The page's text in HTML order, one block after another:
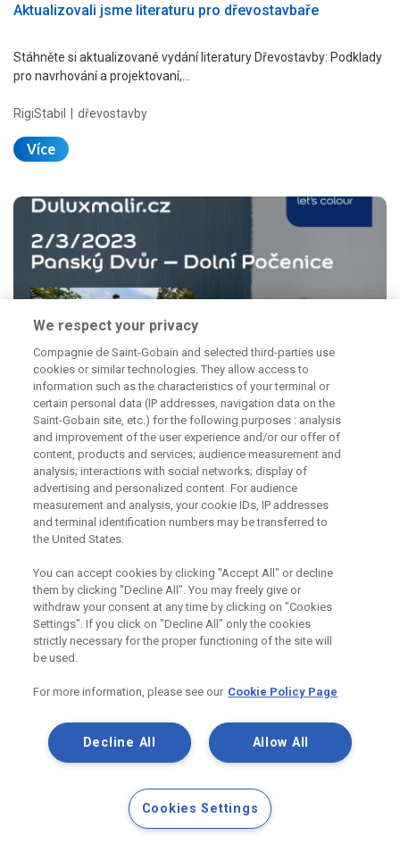
Aktualizovali jsme literaturu pro dřevostavbaře
Stáhněte si aktualizované vydání literatury Dřevostavby: Podklady
pro navrhování a projektovaní,…
RigiStabil dřevostavby
Více
Zveme vás na partnerské Profi školení pro malíře v
Počernickém pivovaru
Přijměte pozvání na Setkání partnerů věrnostního programu
duluxmalir.cz s termínem 2.3.2023 od 9:30…
příslušenství Rigips katalog produktů Rigips
Více
Videa Praxe z dílny
Ať už jste zkušený sádrokartonář nebo teprve se suchou
Škola suché výstavby
We respect your privacy
Compagnie de Saint-Gobain and selected third-parties use
cookies or similar technologies. They allow access to
information such as the characteristics of your terminal or
certain personal data (IP addresses, navigation data on the
Saint-Gobain site, etc.) for the following purposes : analysis
and improvement of the user experience and/or our offer of
content, products and services; audience measurement and
analysis; interactions with social networks; display of
advertising and personalized content. For audience
measurement and analysis, your cookie IDs, IP addresses
and terminal identification numbers may be transferred to
the United States.
You can accept cookies by clicking "Accept All" or decline
them by clicking "Decline All". You may freely give or
withdraw your consent at any time by clicking on "Cookies
Settings". If you click on "Decline All" only the cookies
strictly necessary for the proper functioning of the site will
be used.
For more information, please see our Cookie Policy Page
Allow All
Decline All
Cookies Settings